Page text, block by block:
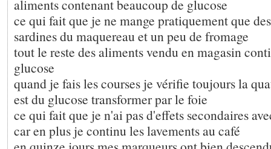
aliments contenant beaucoup de glucose
ce qui fait que je ne mange pratiquement que
sardines du maquereau et un peu de fromage
tout le reste des aliments vendu en magasin
glucose
quand je fais les courses je vérifie toujours la
est du glucose transformer par le foie
ce qui fait que je n'ai pas d'effets secondaires
car en plus je continu les lavements au café